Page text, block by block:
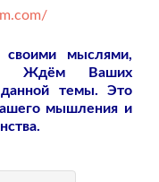
своими мыслями,
Ждём Ваших
темы. Это
мышления и